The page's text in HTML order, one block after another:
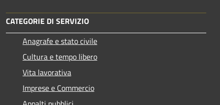
CATEGORIE DI SERVIZIO
Anagrafe e stato civile
Cultura e tempo libero
Vita lavorativa
Imprese e Commercio